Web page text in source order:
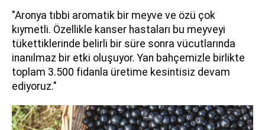
"Aronya tıbbi aromatik bir meyve ve özü çok
kıymetli. Özellikle kanser hastaları bu meyveyi
tükettiklerinde belirli bir süre sonra vücutlarında
inanılmaz bir etki oluşuyor. Yan bahçemizle birlikte
toplam 3.500 fidanla üretime kesintisiz devam
ediyoruz."